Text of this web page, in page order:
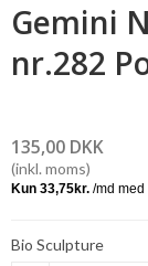
Gemini
nr.282
135,00 DKK
(inkl. moms)
Bio Sculpture